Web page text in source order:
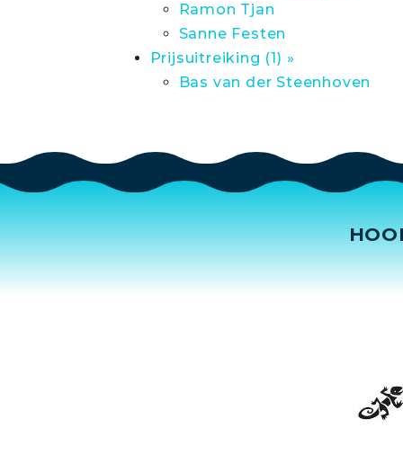
Ramon Tjan
Sanne Festen
Prijsuitreiking (1) »
Bas van der Steenhoven